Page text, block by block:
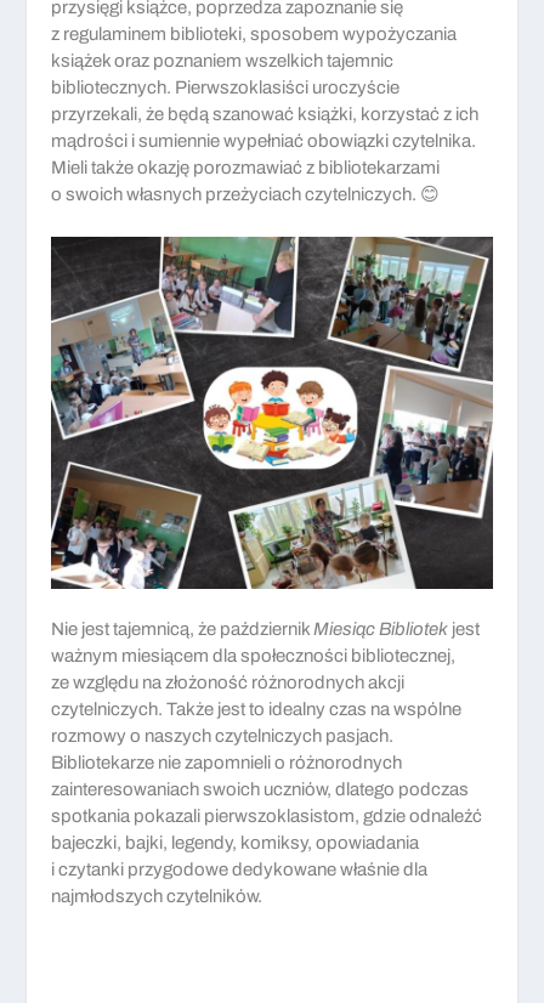
przysięgi książce, poprzedza zapoznanie się
z regulaminem biblioteki, sposobem wypożyczania
książek oraz poznaniem wszelkich tajemnic
bibliotecznych. Pierwszoklasiści uroczyście
przyrzekali, że będą szanować książki, korzystać z ich
mądrości i sumiennie wypełniać obowiązki czytelnika.
Mieli także okazję porozmawiać z bibliotekarzami
o swoich własnych przeżyciach czytelniczych. 😊
Nie jest tajemnicą, że październikMiesiąc Bibliotek jest
ważnym miesiącem dla społeczności bibliotecznej,
ze względu na złożoność różnorodnych akcji
czytelniczych. Także jest to idealny czas na wspólne
rozmowy o naszych czytelniczych pasjach.
Bibliotekarze nie zapomnieli o różnorodnych
zainteresowaniach swoich uczniów, dlatego podczas
spotkania pokazali pierwszoklasistom, gdzie odnaleźć
bajeczki, bajki, legendy, komiksy, opowiadania
i czytanki przygodowe dedykowane właśnie dla
najmłodszych czytelników.